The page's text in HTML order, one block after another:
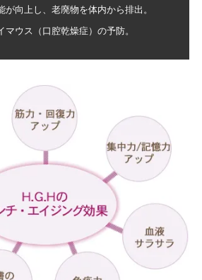
が向上し、老廃物を体内から排出。
マウス（口腔乾燥症）の予防。